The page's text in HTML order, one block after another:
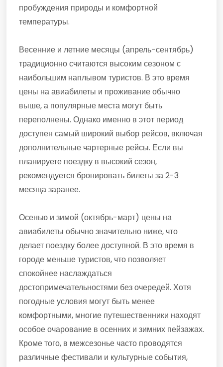
пробуждения природы и комфортной
температуры.
Весенние и летние месяцы (апрель-сентябрь)
традиционно считаются высоким сезоном с
наибольшим наплывом туристов. В это время
цены на авиабилеты и проживание обычно
выше, а популярные места могут быть
переполнены. Однако именно в этот период
доступен самый широкий выбор рейсов, включая
дополнительные чартерные рейсы. Если вы
планируете поездку в высокий сезон,
рекомендуется бронировать билеты за 2-3
месяца заранее.
Осенью и зимой (октябрь-март) цены на
авиабилеты обычно значительно ниже, что
делает поездку более доступной. В это время в
городе меньше туристов, что позволяет
спокойнее наслаждаться
достопримечательностями без очередей. Хотя
погодные условия могут быть менее
комфортными, многие путешественники находят
особое очарование в осенних и зимних пейзажах.
Кроме того, в межсезонье часто проводятся
различные фестивали и культурные события,